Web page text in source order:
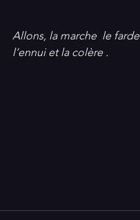
Allons, la marche  le
l’ennui et la colère .